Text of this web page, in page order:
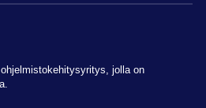
jolla on